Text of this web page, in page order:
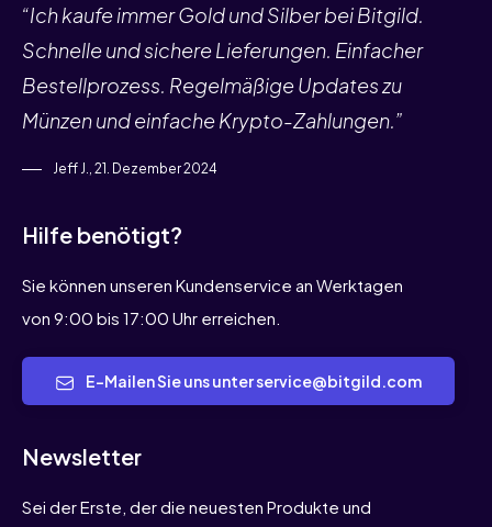
“Ich kaufe immer Gold und Silber bei Bitgild.
Schnelle und sichere Lieferungen. Einfacher
Bestellprozess. Regelmäßige Updates zu
Münzen und einfache Krypto-Zahlungen.”
Jeff J., 21. Dezember 2024
Hilfe benötigt?
Sie können unseren Kundenservice an Werktagen
von 9:00 bis 17:00 Uhr erreichen.
E-Mailen Sie uns unter service@bitgild.com
Newsletter
Sei der Erste, der die neuesten Produkte und